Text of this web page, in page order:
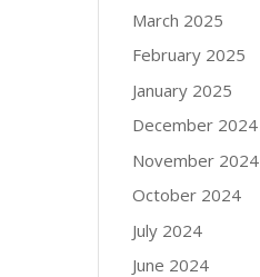
March 2025
February 2025
January 2025
December 2024
November 2024
October 2024
July 2024
June 2024